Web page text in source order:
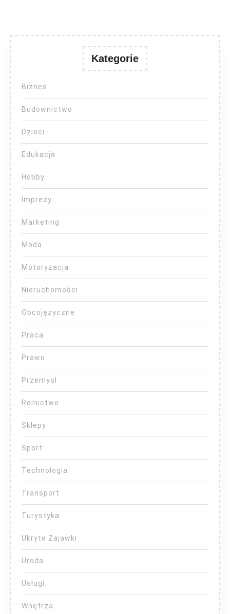
Kategorie
Biznes
Budownictwo
Dzieci
Edukacja
Hobby
Imprezy
Marketing
Moda
Motoryzacja
Nieruchomości
Obcojęzyczne
Praca
Prawo
Przemysł
Rolnictwo
Sklepy
Sport
Technologia
Transport
Turystyka
Ukryte Zajawki
Uroda
Usługi
Wnętrza